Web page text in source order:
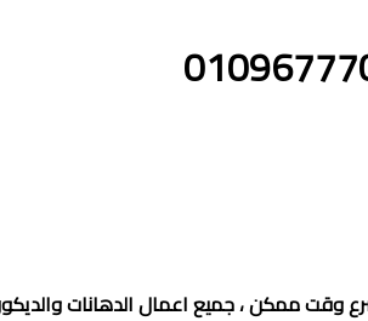
وقت ممكن ، جميع اعمال الدهانات